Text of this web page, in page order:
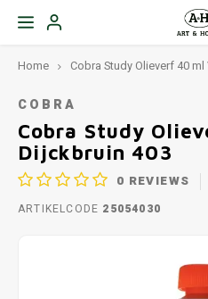
Home Cobra Study Olieverf 40
COBRA
Cobra Study
Dijckbruin 403
0 REVIEWS
ARTIKELCODE 25054030